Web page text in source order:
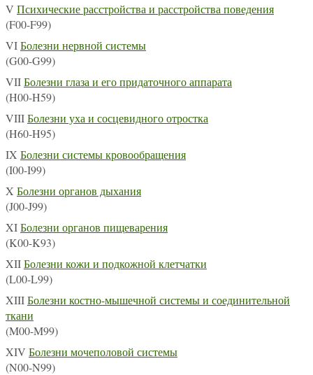
V Психические расстройства и расстройства поведения
(F00-F99)
VIБолезни нервной системы
(G00-G99)
VIIБолезни глаза и его придаточного аппарата
(H00-H59)
VIIIБолезни уха и сосцевидного отростка
(H60-H95)
IX Болезни системы кровообращения
(I00-I99)
X Болезни органов дыхания
(J00-J99)
XIБолезни органов пищеварения
(K00-K93)
XIIБолезни кожи и подкожной клетчатки
(L00-L99)
XIIIБолезни костно-мышечной системы и соединительной
ткани
(M00-M99)
XIV Болезни мочеполовой системы
(N00-N99)